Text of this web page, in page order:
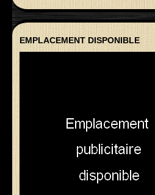
EMPLACEMENT DISPONIBLE